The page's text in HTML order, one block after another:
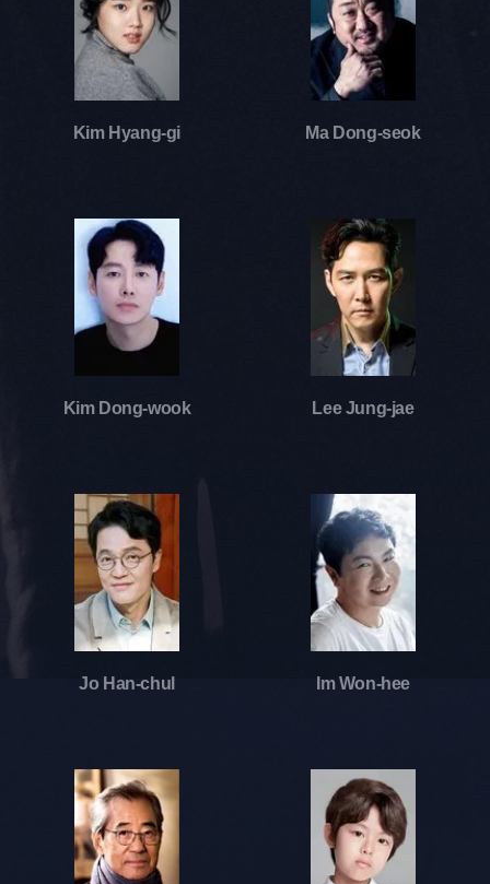
Kim Hyang-gi Ma Dong-seok
Kim Dong-wook Lee Jung-jae
Jo Han-chul Im Won-hee